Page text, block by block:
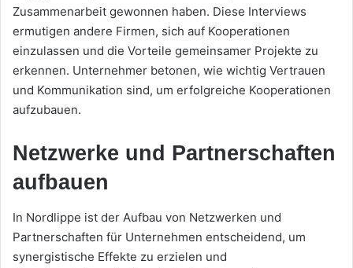
Zusammenarbeit gewonnen haben. Diese Interviews
ermutigen andere Firmen, sich auf Kooperationen
einzulassen und die Vorteile gemeinsamer Projekte zu
erkennen. Unternehmer betonen, wie wichtig Vertrauen
und Kommunikation sind, um erfolgreiche Kooperationen
aufzubauen.
Netzwerke und Partnerschaften
aufbauen
In Nordlippe ist der Aufbau von Netzwerken und
Partnerschaften für Unternehmen entscheidend, um
synergistische Effekte zu erzielen und